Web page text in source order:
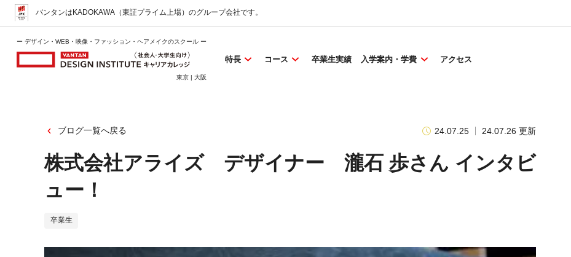
バンタンはKADOKAWA（東証プライム上場） のグループ会社です。
ー デザイン・WEB・映像・ファッション・ヘアメイクのスクール ー
東京 | 大阪
特長 コース 卒業生実績 入学案内・学費 アクセス
ブログ一覧へ戻る 24.07.25 24.07.26 更新
株式会社アライズ デザイナー 瀧石 歩さん インタビ
ュー！
卒業生